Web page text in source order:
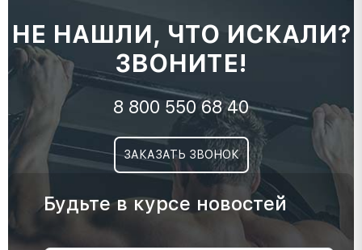
НЕ НАШЛИ, ЧТО ИСКАЛИ?
ЗВОНИТЕ!
8 800 550 68 40
ЗАКАЗАТЬ ЗВОНОК
Будьте в курсе новостей